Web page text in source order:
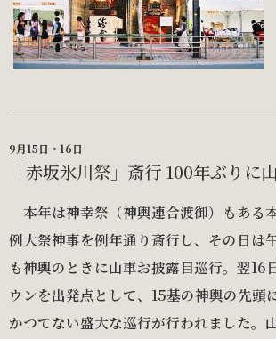
9月15日・16日
「赤坂氷川祭」斎行 100年ぶりに
本年は神幸祭（神輿連合渡御）もある
例大祭神事を例年通り斎行し、その日は
も神輿のときに山車お披露目巡行。翌16
ウンを出発点として、15基の神輿の先頭
かつてない盛大な巡行が行われました。